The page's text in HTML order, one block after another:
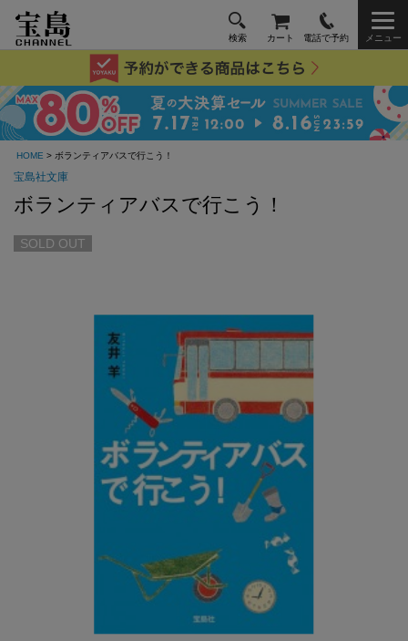
検索 カート 電話で予約 メニュー
HOME > ボランティアバスで行こう！
宝島社文庫
ボランティアバスで行こう！
SOLD OUT